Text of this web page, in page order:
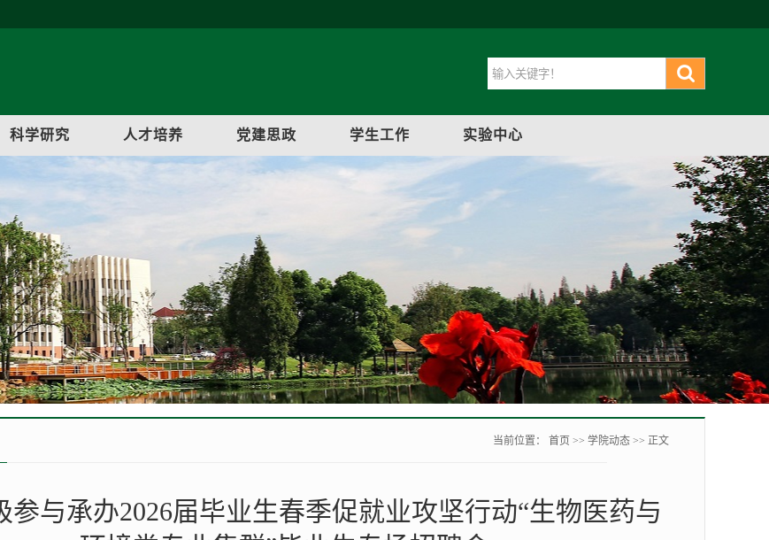
科学研究 人才培养 党建思政 学生工作 实验中心
当前位置： 首页 >> 学院动态 >> 正文
参与承办2026届毕业生春季促就业攻坚行动“生物医药与